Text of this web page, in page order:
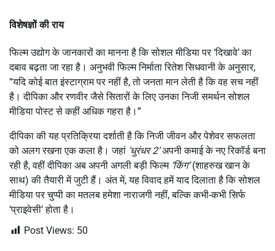
विशेषज्ञों की राय
फिल्म उद्योग के जानकारों का मानना है कि सोशल मीडिया पर ‘दिखावे’ का
दबाव बढ़ता जा रहा है। अनुभवी फिल्म निर्माता रितेश सिधवानी के अनुसार,
“यदि कोई बात इंस्टाग्राम पर नहीं है, तो जनता मान लेती है कि वह सच नहीं
है। दीपिका और रणवीर जैसे सितारों के लिए उनका निजी समर्थन सोशल
मीडिया पोस्ट से कहीं अधिक गहरा है।”
दीपिका की यह प्रतिक्रिया दर्शाती है कि निजी जीवन और पेशेवर सफलता
को अलग रखना एक कला है। जहां ‘धुरंधर 2’अपनी कमाई के नए रिकॉर्ड बना
रही है, वहीं दीपिका अब अपनी अगली बड़ी फिल्म ‘किंग’(शाहरुख खान के
साथ) की तैयारी में जुटी हैं। अंत में, यह विवाद हमें याद दिलाता है कि सोशल
मीडिया पर चुप्पी का मतलब हमेशा नाराजगी नहीं, बल्कि कभी-कभी सिर्फ
‘प्राइवेसी’ होता है।
Post Views: 50